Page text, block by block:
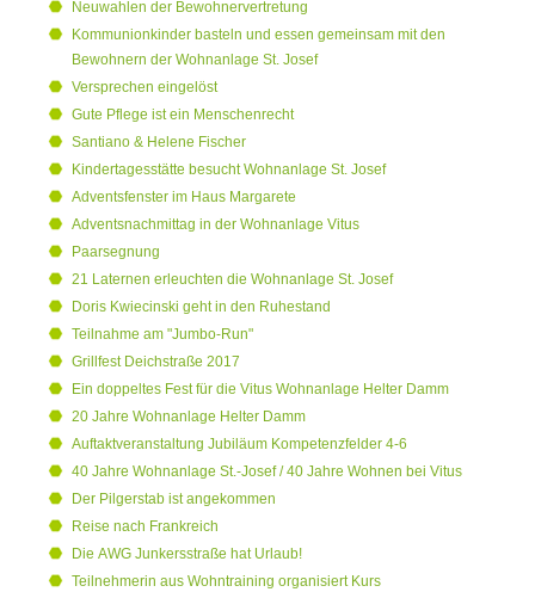
Neuwahlen der Bewohnervertretung
Kommunionkinder basteln und essen gemeinsam mit den
Bewohnern der Wohnanlage St. Josef
Versprechen eingelöst
Gute Pflege ist ein Menschenrecht
Santiano & Helene Fischer
Kindertagesstätte besucht Wohnanlage St. Josef
Adventsfenster im Haus Margarete
Adventsnachmittag in der Wohnanlage Vitus
Paarsegnung
21 Laternen erleuchten die Wohnanlage St. Josef
Doris Kwiecinski geht in den Ruhestand
Teilnahme am "Jumbo-Run"
Grillfest Deichstraße 2017
Ein doppeltes Fest für die Vitus Wohnanlage Helter Damm
20 Jahre Wohnanlage Helter Damm
Auftaktveranstaltung Jubiläum Kompetenzfelder 4-6
40 Jahre Wohnanlage St.-Josef / 40 Jahre Wohnen bei Vitus
Der Pilgerstab ist angekommen
Reise nach Frankreich
Die AWG Junkersstraße hat Urlaub!
Teilnehmerin aus Wohntraining organisiert Kurs